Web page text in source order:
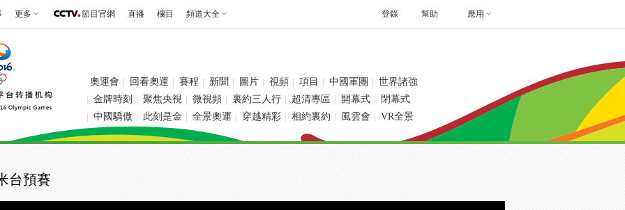
更多 節目官網 直播 欄目 頻道大全 幫助 應用
登錄
奧運會 回看奧運 賽程 新聞 圖片 視頻 項目 中國軍團 世界諸強
金牌時刻 聚焦央視 微視頻 裏約三人行 超清專區 開幕式 閉幕式
中國驕傲 此刻是金 全景奧運 穿越精彩 相約裏約 風雲會 VR全景
台預賽